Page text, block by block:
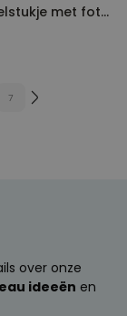
met foto
7
over onze
ideeën en